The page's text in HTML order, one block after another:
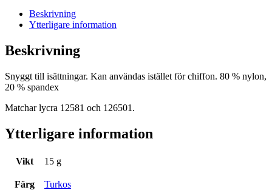
Beskrivning
Ytterligare information
Beskrivning
Snyggt till isättningar. Kan användas istället för chiffon. 80 % nylon,
20 % spandex
Matchar lycra 12581 och 126501.
Ytterligare information
Vikt 15 g
Färg Turkos